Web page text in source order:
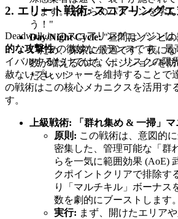
します。それらのパターンを学
う！"
Day/Night Cycle:"昼間はゾンビ
いため、探索に最適です。夜に
数が増えるので、ポジションを
ださい！"
2. エリート戦術: スコアリング
Deadwalk.io のスコアリングエンジンは
的な攻撃性の微妙なバランスです。最
イバルするだけではなく、リスクの限
赦ないプレッシャーを維持することで
の戦術はこの核心メカニクスを活用す
す。
上級戦術: 「群れ集め & 一掃」
原則: この戦術は、意図的
密集した、管理可能な「群
らを一気に範囲効果 (AoE)
クポイントクリアで排除す
り「マルチキル」ボーナス
数を劇的にブーストします。
実行: まず、開けたエリア